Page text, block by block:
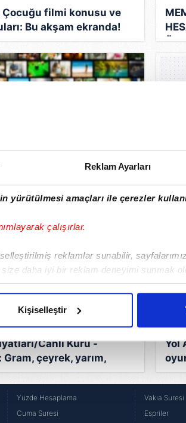
Reklam Ayarları
amaçları ile çerezler
çalışırlar.
reklamlar sunabilir,
daha iyi bir reklam deneyimi sunmak
ve bu noktada, reklamların
isteriz.
takdirde, kullanıcılara hedefli
kendimize ve üçüncü kişilere ait
olup gerekli olan çerezler bilgi toplumu
işlevsel kılınması ve
sınırlı olarak açık rızanız dahilinde
Kişiselleştir
Çocuğu filmi konusu ve
Bu akşam ekranda!
hangi yıl, nerede
reyting listesine göre
belli oldu!
Canlı Kuru -
çeyrek, yarım,
tam altın ve 22 ayar
kadar?
Yol
ne
Yüzde Hesaplama
Cuma Suresi
Vakıa Suresi
Espriler